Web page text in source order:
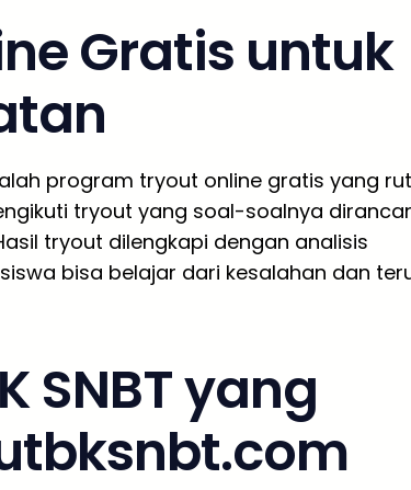
Gratis untuk
program tryout online gratis yang
tryout yang soal-soalnya
tryout dilengkapi dengan analisis
bisa belajar dari kesalahan dan
SNBT yang